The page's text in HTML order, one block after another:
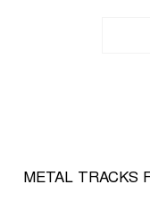
METAL TRACKS